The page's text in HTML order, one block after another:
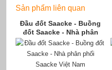
Sản phẩm liên quan
Đầu đốt Saacke - Buồng
đốt Saacke - Nhà phân
phối Saacke Việt Nam